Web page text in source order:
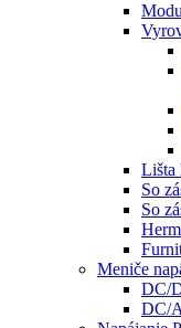
Lišta
So
So
Meniče
DC/
DC/